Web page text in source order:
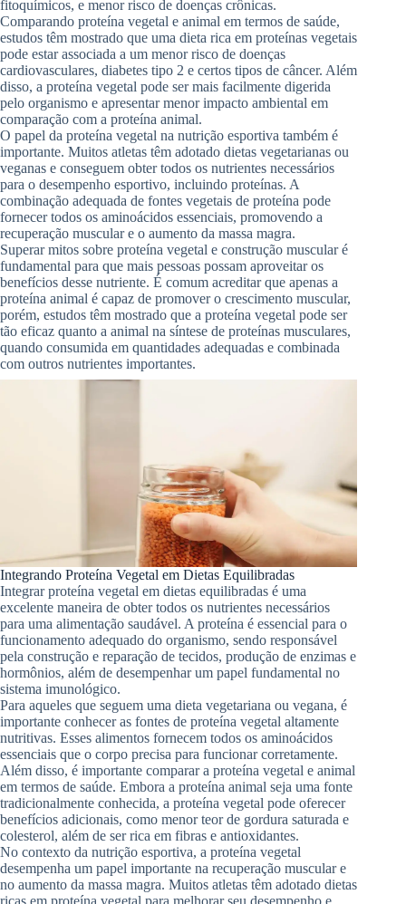
fitoquímicos, e menor risco de doenças crônicas.
Comparando proteína vegetal e animal em termos de saúde,
estudos têm mostrado que uma dieta rica em proteínas vegetais
pode estar associada a um menor risco de doenças
cardiovasculares, diabetes tipo 2 e certos tipos de câncer. Além
disso, a proteína vegetal pode ser mais facilmente digerida
pelo organismo e apresentar menor impacto ambiental em
comparação com a proteína animal.
O papel da proteína vegetal na nutrição esportiva também é
importante. Muitos atletas têm adotado dietas vegetarianas ou
veganas e conseguem obter todos os nutrientes necessários
para o desempenho esportivo, incluindo proteínas. A
combinação adequada de fontes vegetais de proteína pode
fornecer todos os aminoácidos essenciais, promovendo a
recuperação muscular e o aumento da massa magra.
Superar mitos sobre proteína vegetal e construção muscular é
fundamental para que mais pessoas possam aproveitar os
benefícios desse nutriente. É comum acreditar que apenas a
proteína animal é capaz de promover o crescimento muscular,
porém, estudos têm mostrado que a proteína vegetal pode ser
tão eficaz quanto a animal na síntese de proteínas musculares,
quando consumida em quantidades adequadas e combinada
com outros nutrientes importantes.
Integrando Proteína Vegetal em Dietas Equilibradas
Integrar proteína vegetal em dietas equilibradas é uma
excelente maneira de obter todos os nutrientes necessários
para uma alimentação saudável. A proteína é essencial para o
funcionamento adequado do organismo, sendo responsável
pela construção e reparação de tecidos, produção de enzimas e
hormônios, além de desempenhar um papel fundamental no
sistema imunológico.
Para aqueles que seguem uma dieta vegetariana ou vegana, é
importante conhecer as fontes de proteína vegetal altamente
nutritivas. Esses alimentos fornecem todos os aminoácidos
essenciais que o corpo precisa para funcionar corretamente.
Além disso, é importante comparar a proteína vegetal e animal
em termos de saúde. Embora a proteína animal seja uma fonte
tradicionalmente conhecida, a proteína vegetal pode oferecer
benefícios adicionais, como menor teor de gordura saturada e
colesterol, além de ser rica em fibras e antioxidantes.
No contexto da nutrição esportiva, a proteína vegetal
desempenha um papel importante na recuperação muscular e
no aumento da massa magra. Muitos atletas têm adotado dietas
ricas em proteína vegetal para melhorar seu desempenho e